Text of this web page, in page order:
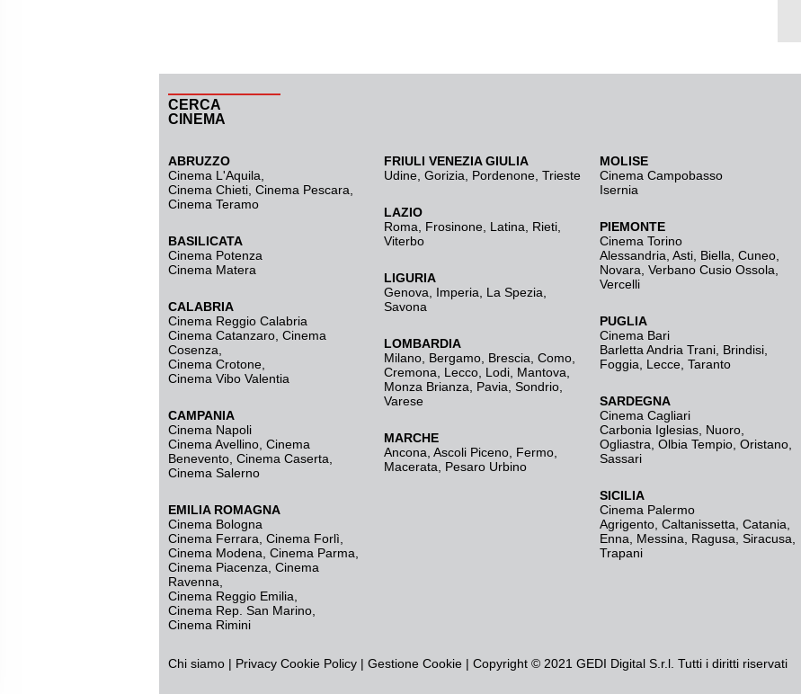
CERCA
CINEMA
ABRUZZO
Cinema L'Aquila
Cinema Chieti, Cinema Pescara,
Cinema Teramo
BASILICATA
Cinema Potenza
Cinema Matera
CALABRIA
Cinema Reggio Calabria
Cinema Catanzaro Cinema
Cosenza
Cinema Crotone
Cinema Vibo Valentia
CAMPANIA
Cinema Napoli
Cinema Avellino Cinema
Benevento Cinema Caserta
Cinema Salerno
EMILIA ROMAGNA
Cinema Bologna
Cinema Ferrara Cinema Forlì
Cinema Modena Cinema Parma
Cinema Piacenza Cinema
Ravenna
Cinema Reggio Emilia
Cinema Rep. San Marino
Cinema Rimini
FRIULI VENEZIA GIULIA
Udine Gorizia Pordenone Trieste
LAZIO
Roma
Frosinone Latina Rieti
Viterbo
LIGURIA
Genova
Imperia La Spezia
Savona
LOMBARDIA
Milano Bergamo Brescia, Como
Cremona
Lecco Lodi Mantova
Monza Brianza
Pavia Sondrio
Varese
MARCHE
Ancona Ascoli Piceno Fermo
Macerata
Pesaro Urbino
MOLISE
Cinema Campobasso
Isernia
PIEMONTE
Cinema Torino
Alessandria Asti Biella Cuneo
Novara Verbano Cusio Ossola
Vercelli
PUGLIA
Cinema Bari
Barletta Andria Trani Brindisi
Foggia
Lecce Taranto
SARDEGNA
Cinema Cagliari
Carbonia Iglesias Nuoro
Ogliastra Olbia Tempio Oristano
Sassari
SICILIA
Cinema Palermo
Agrigento Caltanissetta Catania
Enna
Messina Ragusa Siracusa
Trapani
Chi siamo | Privacy Cookie Policy | Gestione Cookie | Copyright © 2021 GEDI Digital S.r.l. Tutti i diritti riservati